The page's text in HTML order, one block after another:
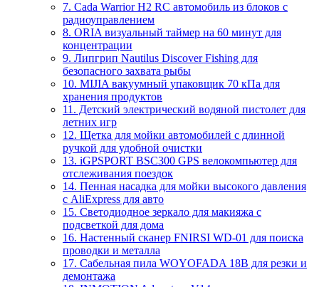
7. Cada Warrior H2 RC автомобиль из блоков с
радиоуправлением
8. ORIA визуальный таймер на 60 минут для
концентрации
9. Липгрип Nautilus Discover Fishing для
безопасного захвата рыбы
10. MIJIA вакуумный упаковщик 70 кПа для
хранения продуктов
11. Детский электрический водяной пистолет для
летних игр
12. Щетка для мойки автомобилей с длинной
ручкой для удобной очистки
13. iGPSPORT BSC300 GPS велокомпьютер для
отслеживания поездок
14. Пенная насадка для мойки высокого давления
с AliExpress для авто
15. Светодиодное зеркало для макияжа с
подсветкой для дома
16. Настенный сканер FNIRSI WD-01 для поиска
проводки и металла
17. Сабельная пила WOYOFADA 18В для резки и
демонтажа